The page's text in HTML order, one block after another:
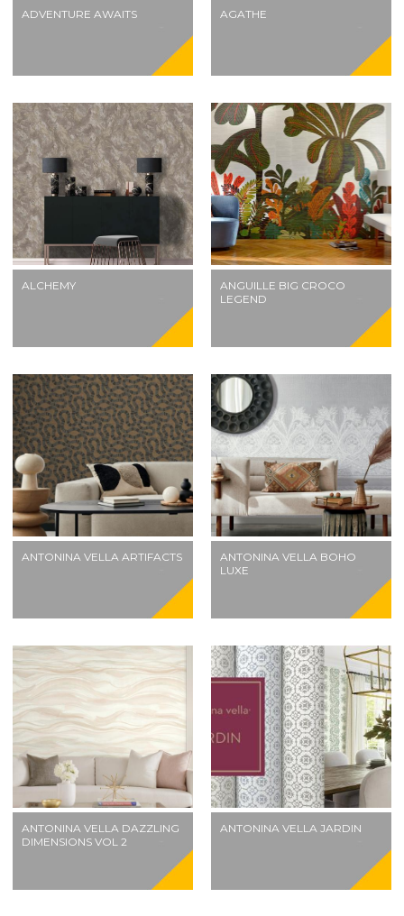
ADVENTURE AWAITS AGATHE
ALCHEMY
ANGUILLE BIG CROCO
LEGEND
ANTONINA VELLA ARTIFACTS
ANTONINA VELLA BOHO
LUXE
ANTONINA VELLA DAZZLING
DIMENSIONS VOL 2
ANTONINA VELLA JARDIN